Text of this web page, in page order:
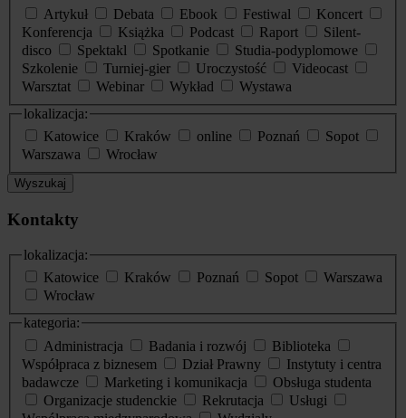
Artykuł
Debata Ebook Festiwal
Koncert
Konferencja
Książka Podcast Raport
Silent-
disco
Spektakl Spotkanie
Studia-podyplomowe
Szkolenie
Turniej-gier Uroczystość
Videocast
Warsztat
Webinar Wykład
Wystawa
lokalizacja:
Katowice
Kraków online Poznań
Sopot
Warszawa
Wrocław
Wyszukaj
Kontakty
lokalizacja:
Katowice
Kraków Poznań Sopot
Warszawa
Wrocław
kategoria:
Administracja
Badania i rozwój
Biblioteka
Współpraca z biznesem
Dział Prawny
Instytuty i centra
badawcze
Marketing i komunikacja
Obsługa studenta
Organizacje studenckie
Rekrutacja
Usługi